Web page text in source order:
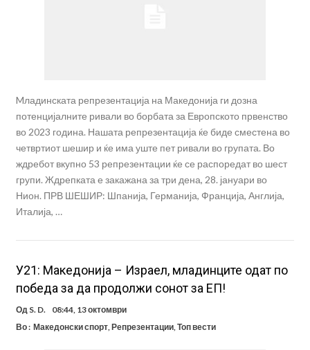
Mладинската репрезентација на Македонија ги дозна
потенцијалните ривали во борбата за Европското првенство
во 2023 година. Нашата репрезентација ќе биде сместена во
четвртиот шешир и ќе има уште пет ривали во групата. Во
ждребот вкупно 53 репрезентации ќе се распоредат во шест
групи. Ждрепката е закажана за три дена, 28. јануари во
Нион. ПРВ ШЕШИР: Шпанија, Германија, Франција, Англија,
Италија, …
У21: Македонија – Израел, младинците одат по
победа за да продолжи сонот за ЕП!
Од S. D.
08:44, 13 октомври
Во : Македонски спорт, Репрезентации, Топ вести